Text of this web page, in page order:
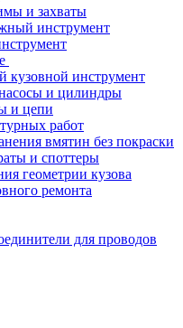
и захваты
инструмент
кузовной инструмент
и цилиндры
и цепи
работ
вмятин без покраски
и споттеры
геометрии кузова
ремонта
для проводов